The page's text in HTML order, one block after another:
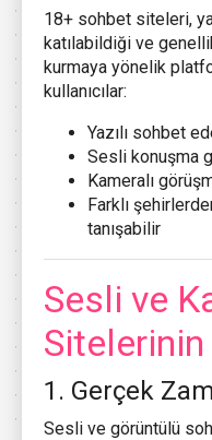
18+ sohbet siteleri,
katılabildiği ve
kurmaya yönelik
kullanıcılar:
Yazılı sohbet
Sesli konuşma
Kameralı
Farklı
tanışabilir
Sesli ve
Sitelerinin
1. Gerçek
Sesli ve görüntülü